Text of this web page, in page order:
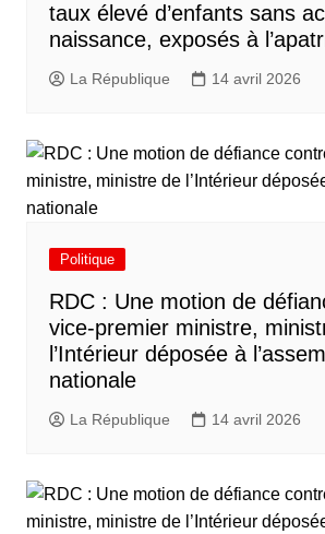
taux élevé d’enfants sans
naissance, exposés à
La République 14 avril 2026
Politique
RDC : Une motion de
vice-premier ministre,
l’Intérieur déposée à
nationale
La République 14 avril 2026